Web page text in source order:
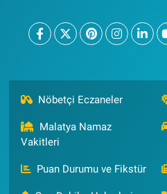
Nöbetçi Eczaneler
Malatya Namaz
Vakitleri
Puan Durumu ve Fikstür